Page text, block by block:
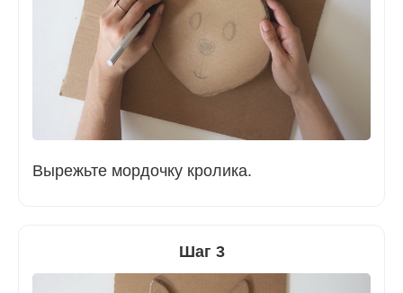
Вырежьте мордочку кролика.
Шаг 3